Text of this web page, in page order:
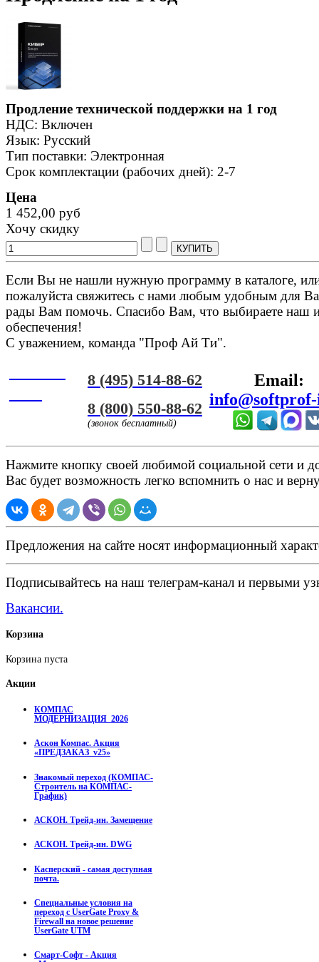
Продление технической поддержки на 1 год
НДС: Включен
Язык: Русский
Тип поставки: Электронная
Срок комплектации (рабочих дней): 2-7
Цена
1 452,00 руб
Хочу скидку
Если Вы не нашли нужную программу в каталоге,
пожалуйста свяжитесь с нами любым удобным для
рады Вам помочь. Спасибо Вам, что выбираете наш
обеспечения!
С уважением, команда "Проф Ай Ти".
8 (495) 514-88-62
8 (800) 550-88-62
(звонок бесплатный)
Email:
Нажмите кнопку своей любимой социальной сети и
Вас будет возможность легко вспомнить о нас и
Предложения на сайте носят информационный
Подписывайтесь на наш телеграм-канал и первыми
Вакансии.
Корзина
Корзина пуста
Акции
КОМПАС
МОДЕРНИЗАЦИЯ_2026
Аскон Компас. Акция
«ПРЕДЗАКАЗ_v25»
Знакомый переход (КОМПАС-
Строитель на КОМПАС-
График)
АСКОН. Трейд-ин. Замещение
АСКОН. Трейд-ин. DWG
Касперский - самая доступная
почта.
Специальные условия на
переход с UserGate Proxy &
Firewall на новое решение
UserGate UTM
Смарт-Софт - Акция